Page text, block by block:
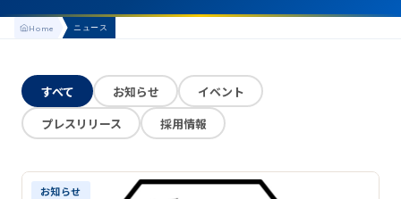
アクセス
よくある質問
生徒の1日
KOTO COLLECTION
卒業生インタビュー
募集要項
学費・助成金
推薦制度
Home ニュース
すべて お知らせ
イベント
プレスリリース
採用情報
お知らせ